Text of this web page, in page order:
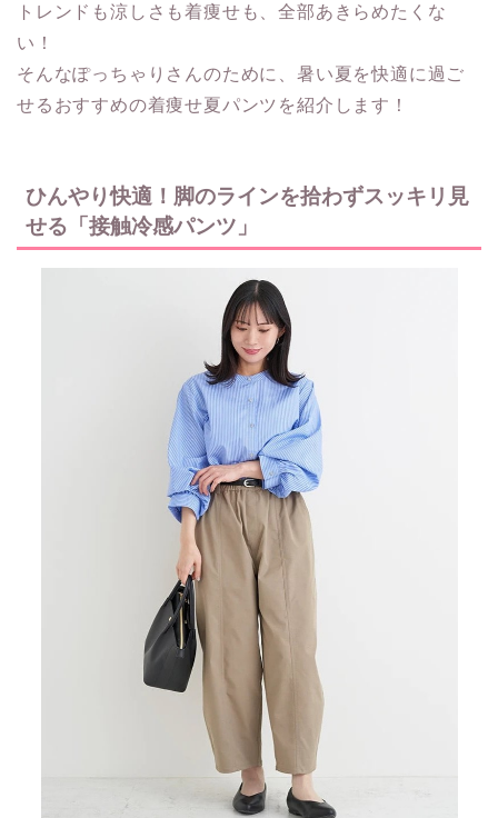
トレンドも涼しさも着痩せも、全部あきらめたくな
い！
そんなぽっちゃりさんのために、暑い夏を快適に過ご
せるおすすめの着痩せ夏パンツを紹介します！
ひんやり快適！脚のラインを拾わずスッキリ見
せる「接触冷感パンツ」